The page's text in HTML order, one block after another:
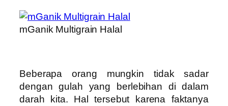
mGanik Multigrain Halal
Beberapa orang mungkin tidak sadar
dengan gulah yang berlebihan di dalam
darah kita. Hal tersebut karena faktanya